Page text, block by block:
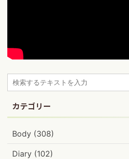
カテゴリー
Body (308)
Diary (102)